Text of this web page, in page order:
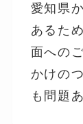
愛知県
あるた
面への
かけの
も問題